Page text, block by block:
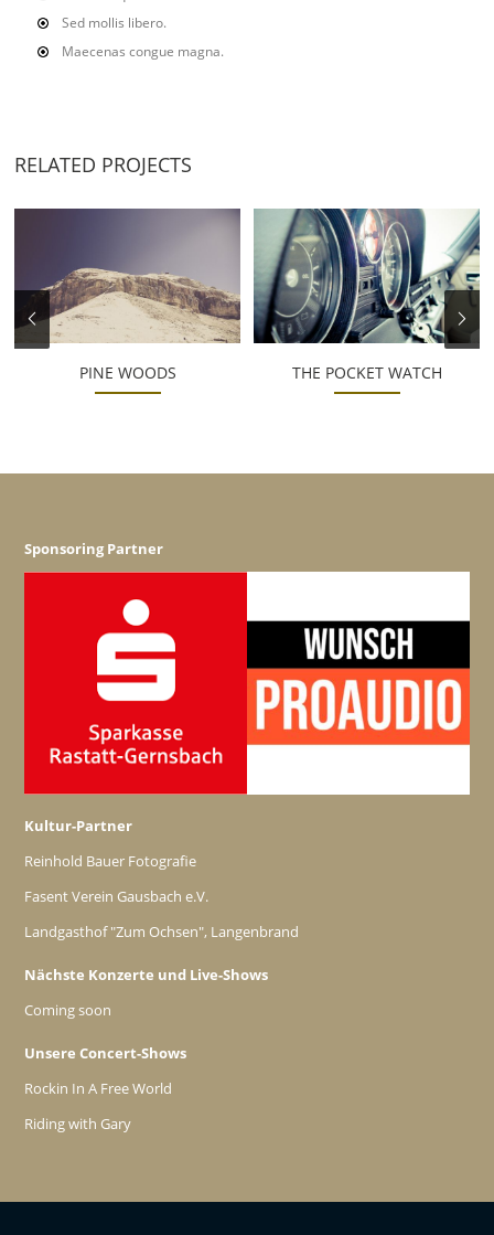
Sed mollis libero.
Maecenas congue magna.
RELATED PROJECTS
PINE WOODS THE POCKET WATCH
Sponsoring Partner
Kultur-Partner
Reinhold Bauer Fotografie
Fasent Verein Gausbach e.V.
Landgasthof "Zum Ochsen", Langenbrand
Nächste Konzerte und Live-Shows
Coming soon
Unsere Concert-Shows
Rockin In A Free World
Riding with Gary